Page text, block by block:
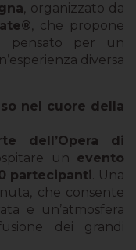
, organizzato da
, che propone
pensato per un
diversa
nel cuore della
dell’Opera di
un evento
partecipanti. Una
che consente
e un’atmosfera
dei grandi